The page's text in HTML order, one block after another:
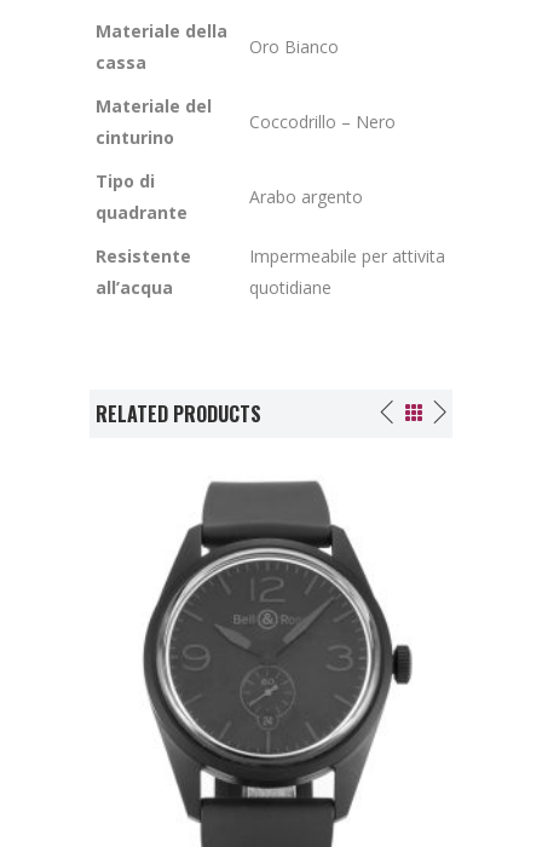
Materiale della
cassa
Oro Bianco
Materiale del
cinturino
Coccodrillo – Nero
Tipo di
quadrante
Arabo argento
Resistente
all’acqua
Impermeabile per attivita
quotidiane
RELATED PRODUCTS